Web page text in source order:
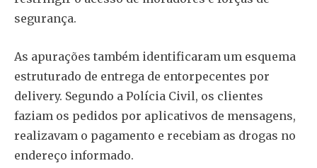
segurança.
As apurações também identificaram um esquema
estruturado de entrega de entorpecentes por
delivery. Segundo a Polícia Civil, os clientes
faziam os pedidos por aplicativos de mensagens,
realizavam o pagamento e recebiam as drogas no
endereço informado.